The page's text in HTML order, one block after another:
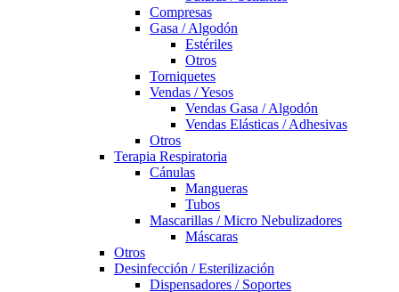
Compresas
Gasa / Algodón
Estériles
Otros
Torniquetes
Vendas / Yesos
Vendas Gasa / Algodón
Vendas Elásticas / Adhesivas
Otros
Terapia Respiratoria
Cánulas
Mangueras
Tubos
Mascarillas / Micro Nebulizadores
Máscaras
Otros
Desinfección / Esterilización
Dispensadores / Soportes